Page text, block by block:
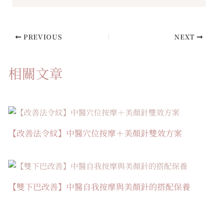
PREVIOUS NEXT
相關文章
【改善法令紋】中醫穴位按摩＋美顏針雙效方案
【雙下巴改善】中醫自我按摩與美顏針的搭配保養